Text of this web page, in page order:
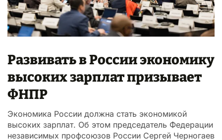
Развивать в России экономику
высоких зарплат призывает
ФНПР
Экономика России должна стать экономикой
высоких зарплат. Об этом председатель Федерации
независимых профсоюзов России Сергей Черногаев